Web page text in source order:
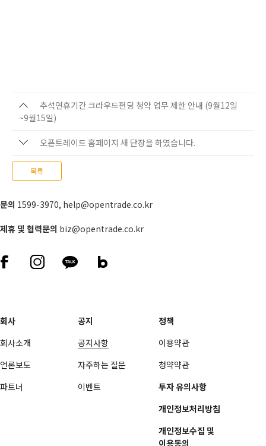
추석연휴기간 크라우드펀딩 청약 업무 제한 안내 (9월12일
~9월15일)
오픈트레이드 홈페이지 새 단장을 하였습니다.
목록
문의 1599-3970, help@opentrade.co.kr
제휴 및 협력문의 biz@opentrade.co.kr
회사
회사소개
언론보도
파트너
공지
공지사항
자주하는 질문
이벤트
정책
이용약관
청약약관
투자 유의사항
개인정보처리방침
개인정보수집 및
이용동의